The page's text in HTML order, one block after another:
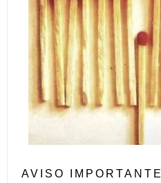
AVISO IMPORTANTE